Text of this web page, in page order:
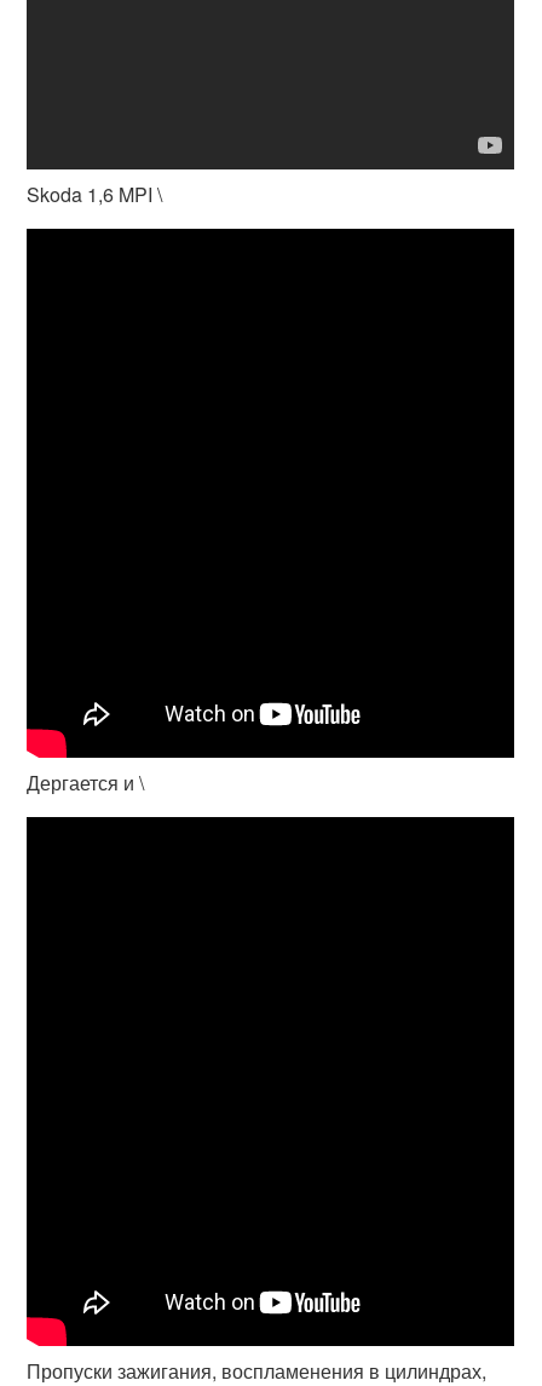
Skoda 1,6 MPI \
Дергается и \
Пропуски зажигания, воспламенения в цилиндрах,